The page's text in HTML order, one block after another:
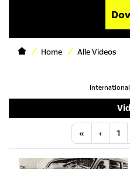
Home Alle Videos
International
« Anfang
‹ 1